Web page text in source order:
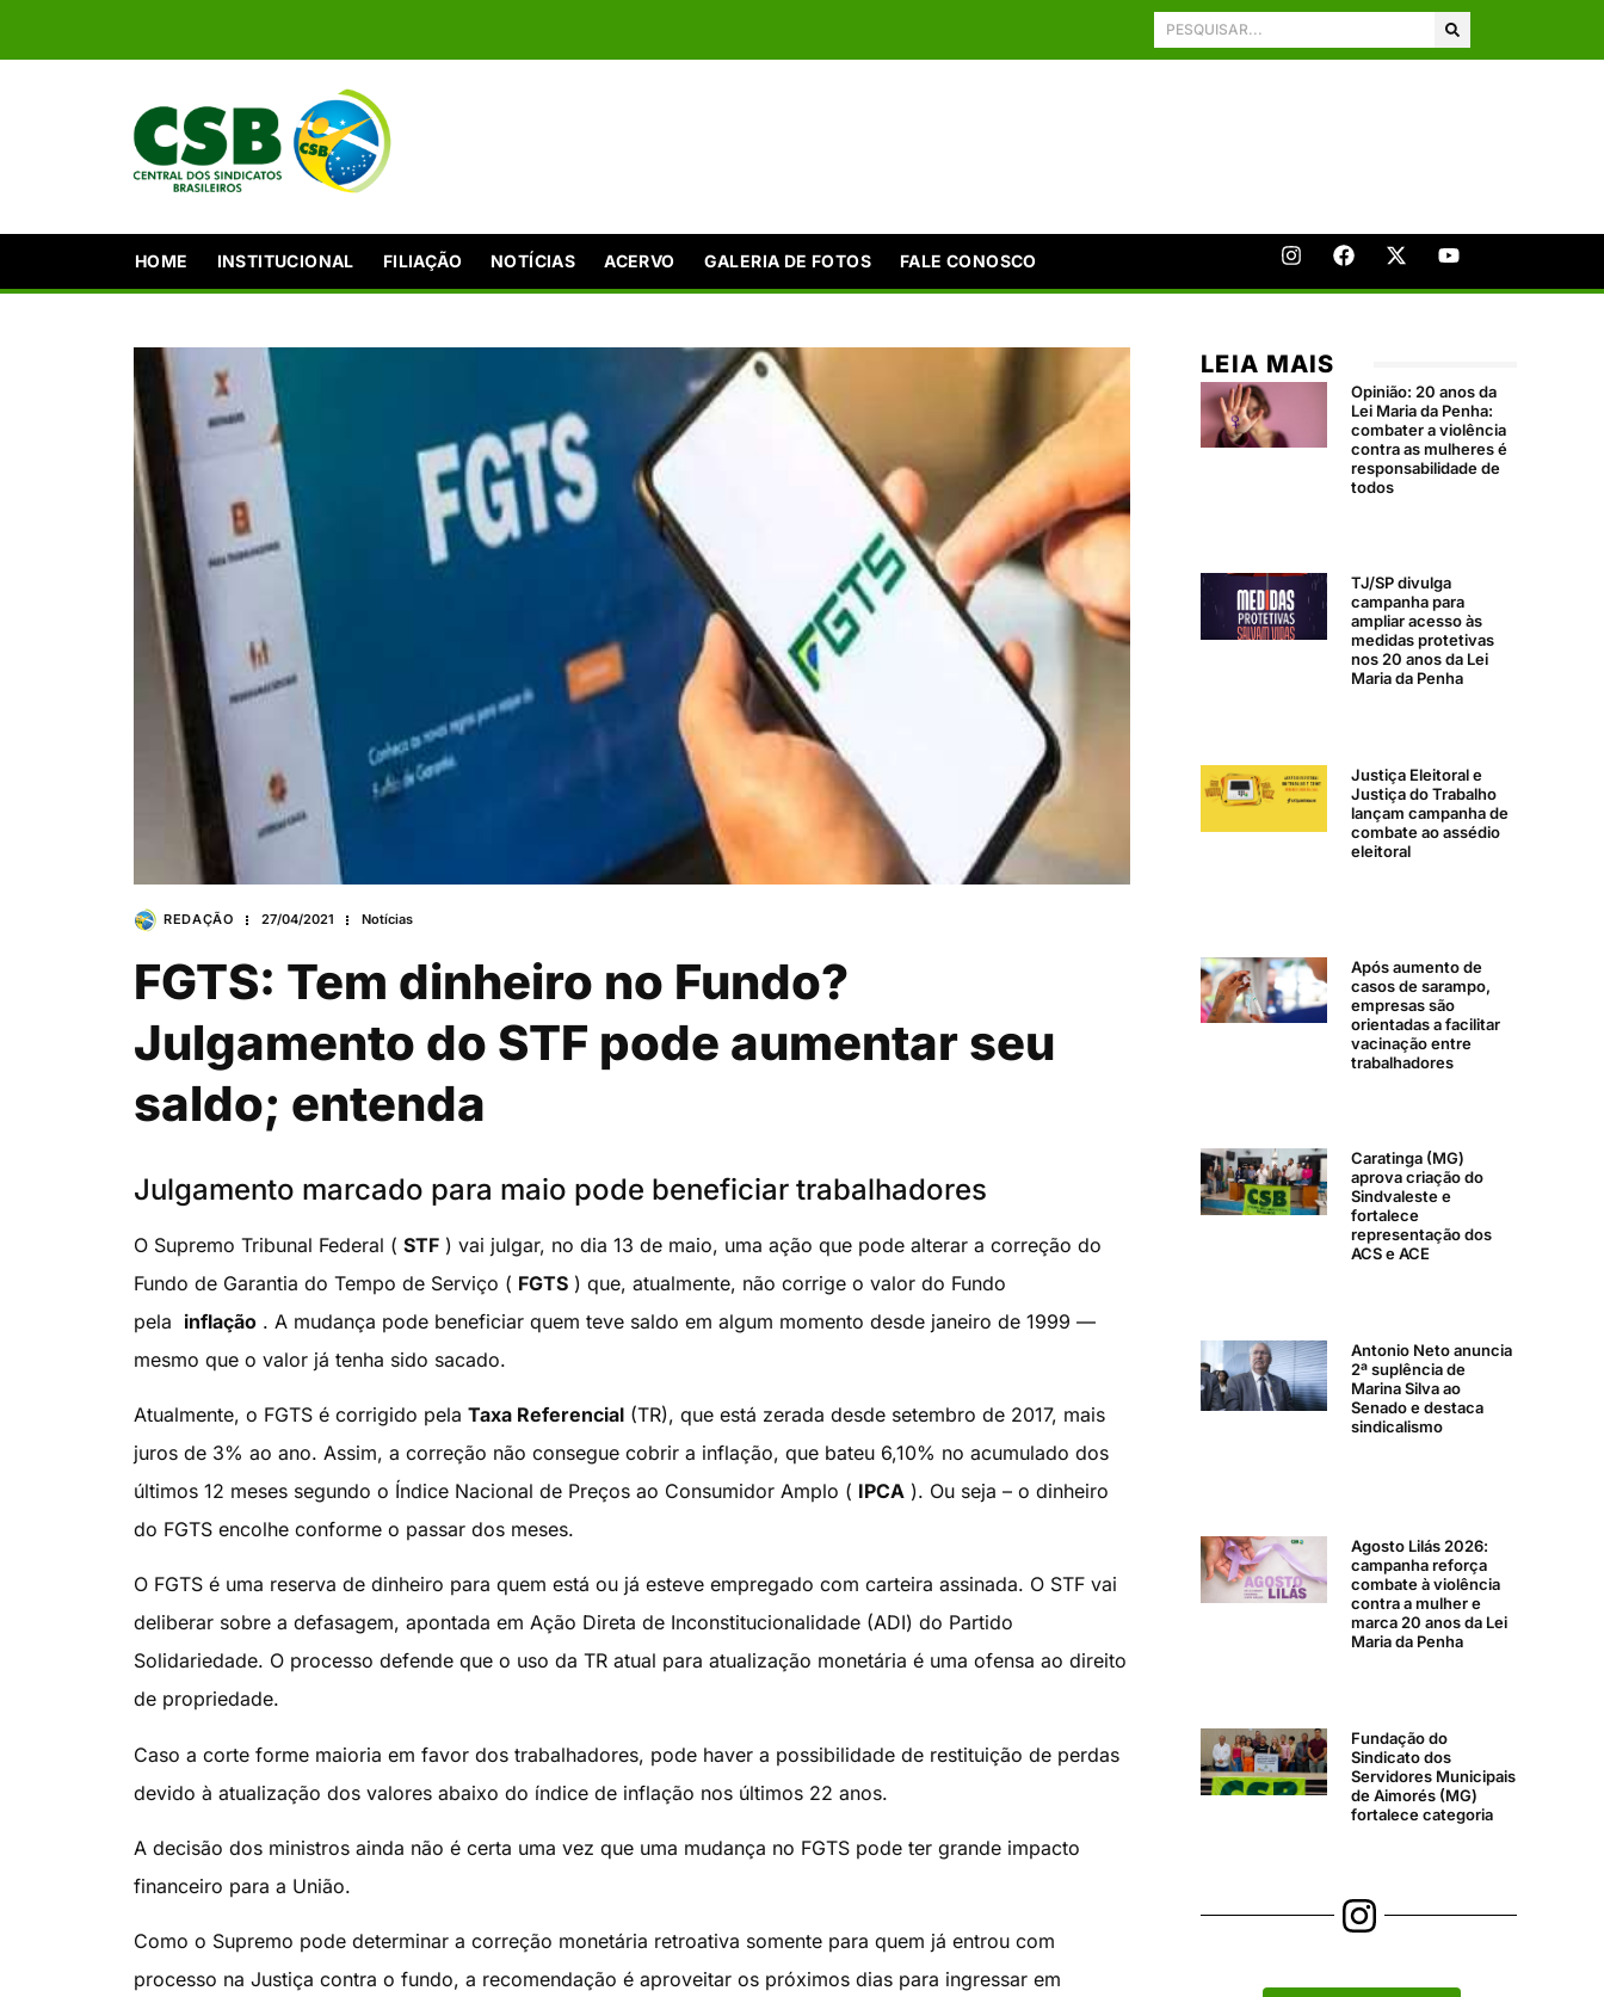
HOME INSTITUCIONAL FILIAÇÃO NOTÍCIAS ACERVO GALERIA DE FOTOS FALE CONOSCO
REDAÇÃO 27/04/2021 Notícias
FGTS: Tem dinheiro no Fundo?
Julgamento do STF pode aumentar seu
saldo; entenda
Julgamento marcado para maio pode beneficiar trabalhadores
O Supremo Tribunal Federal ( STF ) vai julgar, no dia 13 de maio, uma ação que pode alterar a correção do
Fundo de Garantia do Tempo de Serviço ( FGTS ) que, atualmente, não corrige o valor do Fundo
pela inflação . A mudança pode beneficiar quem teve saldo em algum momento desde janeiro de 1999 —
mesmo que o valor já tenha sido sacado.
Atualmente, o FGTS é corrigido pela Taxa Referencial (TR), que está zerada desde setembro de 2017, mais
juros de 3% ao ano. Assim, a correção não consegue cobrir a inflação, que bateu 6,10% no acumulado dos
últimos 12 meses segundo o Índice Nacional de Preços ao Consumidor Amplo ( IPCA ). Ou seja – o dinheiro
do FGTS encolhe conforme o passar dos meses.
O FGTS é uma reserva de dinheiro para quem está ou já esteve empregado com carteira assinada. O STF vai
deliberar sobre a defasagem, apontada em Ação Direta de Inconstitucionalidade (ADI) do Partido
Solidariedade. O processo defende que o uso da TR atual para atualização monetária é uma ofensa ao direito
de propriedade.
Caso a corte forme maioria em favor dos trabalhadores, pode haver a possibilidade de restituição de perdas
devido à atualização dos valores abaixo do índice de inflação nos últimos 22 anos.
A decisão dos ministros ainda não é certa uma vez que uma mudança no FGTS pode ter grande impacto
financeiro para a União.
Como o Supremo pode determinar a correção monetária retroativa somente para quem já entrou com
processo na Justiça contra o fundo, a recomendação é aproveitar os próximos dias para ingressar em
LEIA MAIS
Opinião: 20 anos da
Lei Maria da Penha:
combater a violência
contra as mulheres é
responsabilidade de
todos
TJ/SP divulga
campanha para
ampliar acesso às
medidas protetivas
nos 20 anos da Lei
Maria da Penha
Justiça Eleitoral e
Justiça do Trabalho
lançam campanha de
combate ao assédio
eleitoral
Após aumento de
casos de sarampo,
empresas são
orientadas a facilitar
vacinação entre
trabalhadores
Caratinga (MG)
aprova criação do
Sindvaleste e
fortalece
representação dos
ACS e ACE
Antonio Neto anuncia
2ª suplência de
Marina Silva ao
Senado e destaca
sindicalismo
Agosto Lilás 2026:
campanha reforça
combate à violência
contra a mulher e
marca 20 anos da Lei
Maria da Penha
Fundação do
Sindicato dos
Servidores Municipais
de Aimorés (MG)
fortalece categoria